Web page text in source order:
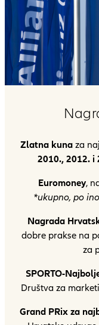
Zlatna kuna za
2010., 2012. i
Euromoney,
*ukupno, po
Nagrada
dobre prakse na
za
SPORTO-
Društva za
Grand PRix za